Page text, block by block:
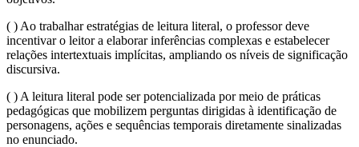
( ) Ao trabalhar estratégias de leitura literal, o professor deve
incentivar o leitor a elaborar inferências complexas e estabelecer
relações intertextuais implícitas, ampliando os níveis de significação
discursiva.
( ) A leitura literal pode ser potencializada por meio de práticas
pedagógicas que mobilizem perguntas dirigidas à identificação de
personagens, ações e sequências temporais diretamente sinalizadas
no enunciado.